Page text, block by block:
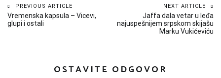
Kretanje
članka
PREVIOUS ARTICLE
Vremenska kapsula – Vicevi,
glupi i ostali
NEXT ARTICLE
Jaffa dala vetar u leđa
najuspešnijem srpskom skijašu
Marku Vukićeviću
OSTAVITE ODGOVOR